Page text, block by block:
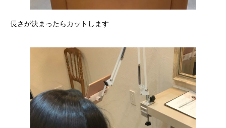
長さが決まったらカットします